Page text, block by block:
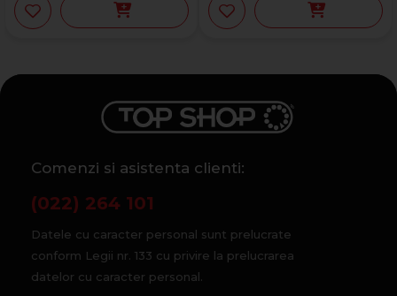
Comenzi si asistenta clienti:
(022) 264 101
Datele cu caracter personal sunt prelucrate
conform Legii nr. 133 cu privire la prelucrarea
datelor cu caracter personal.